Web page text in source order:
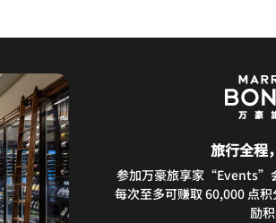
旅行全程
参加万豪旅享家“Events”
每次至多可赚取 60,000 点
励积